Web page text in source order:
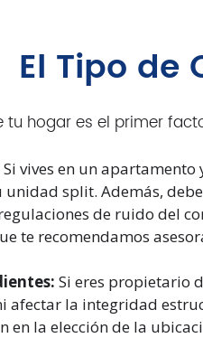
El Tipo de
tu hogar es el primer
Si vives en un
split. Además,
de ruido del
te recomendamos
Si eres propietario
afectar la integridad
en la elección de la